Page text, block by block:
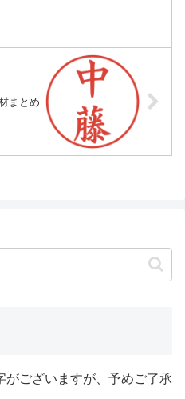
まとめ
ございますが、予めご了承